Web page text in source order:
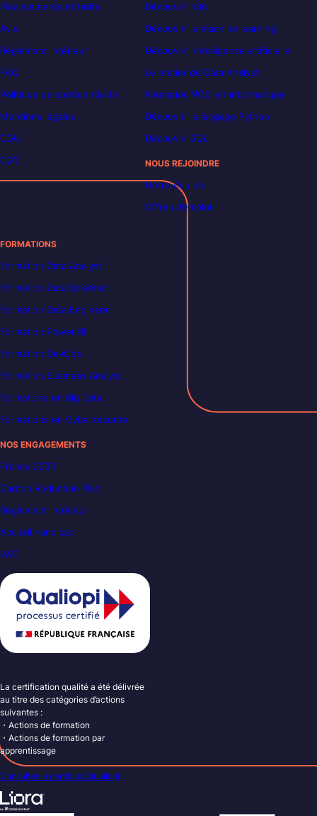
Financements et tarifs
Avis
Règlement intérieur
FAQ
Politique de confidentialité
Mentions légales
CGU
CGV
Découvrir n8n
Découvrir le machine learning
Découvrir l’intelligence artificielle
Le métier de Data Analyst
Formation POEI en informatique
Découvrir le langage Python
Découvrir SQL
NOUS REJOINDRE
Notre équipe
Offres d’emploi
FORMATIONS
Formation Data Analyst
Formation Data Scientist
Formation Data Engineer
Formation Power BI
Formation DevOps
Formation Business Analyst
Formations en Big Data
Formations en Cybersécurité
NOS ENGAGEMENTS
France 2030
Carbon Reduction Plan
Règlement intérieur
Accueil handicap
VAE
La certification qualité a été délivrée
au titre des catégories d’actions
suivantes :
・Actions de formation
・Actions de formation par
apprentissage
Consulter le certificat Qualiopi